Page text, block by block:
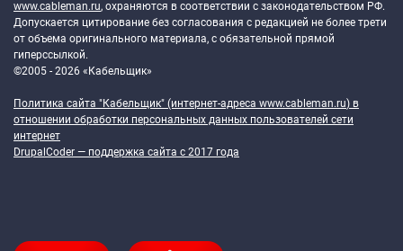
www.cableman.ru, охраняются в соответствии с законодательством РФ.
Допускается цитирование без согласования с редакцией не более трети
от объема оригинального материала, с обязательной прямой
гиперссылкой.
©2005 - 2026 «Кабельщик»
Политика сайта "Кабельщик" (интернет-адреса www.cableman.ru) в
отношении обработки персональных данных пользователей сети
интернет
DrupalCoder — поддержка сайта c 2017 года